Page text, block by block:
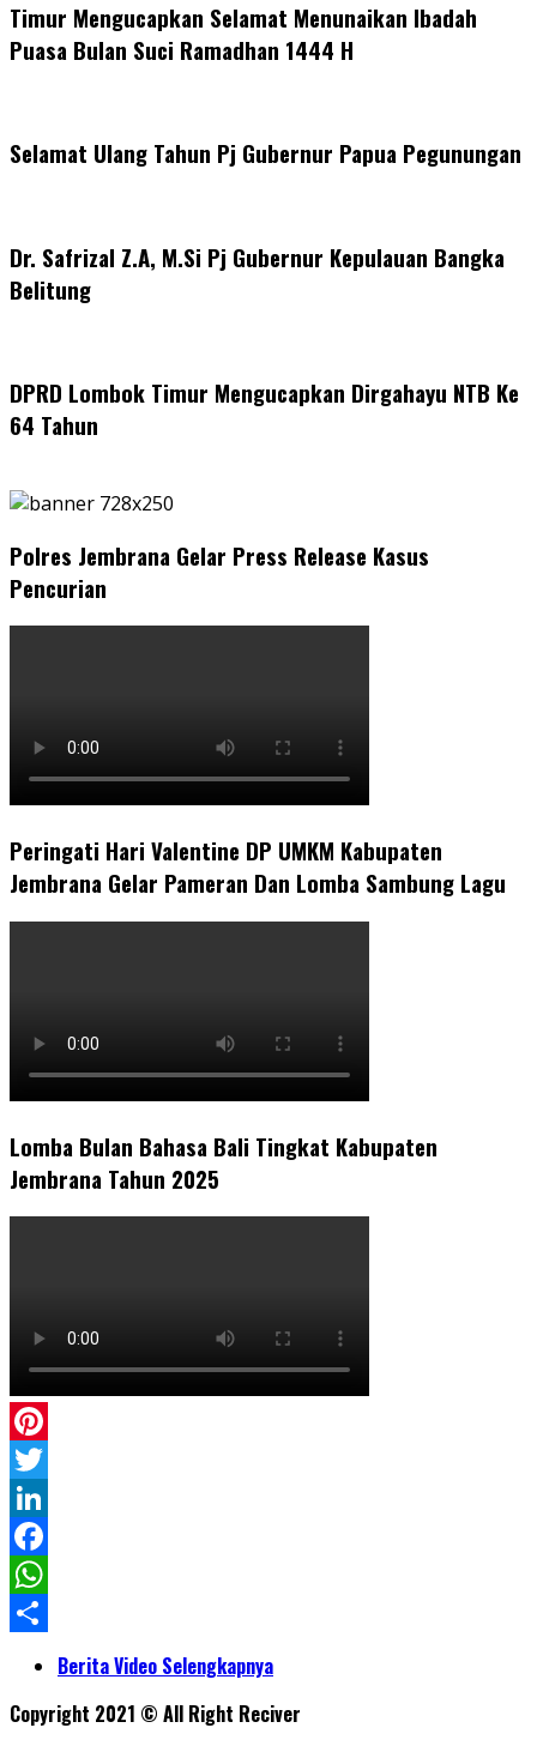
Timur Mengucapkan Selamat Menunaikan Ibadah
Puasa Bulan Suci Ramadhan 1444 H
Selamat Ulang Tahun Pj Gubernur Papua Pegunungan
Dr. Safrizal Z.A, M.Si Pj Gubernur Kepulauan Bangka
Belitung
DPRD Lombok Timur Mengucapkan Dirgahayu NTB Ke
64 Tahun
Polres Jembrana Gelar Press Release Kasus
Pencurian
Peringati Hari Valentine DP UMKM Kabupaten
Jembrana Gelar Pameran Dan Lomba Sambung Lagu
Lomba Bulan Bahasa Bali Tingkat Kabupaten
Jembrana Tahun 2025
Pinterest
Twitter
LinkedIn
Facebook
WhatsApp
ShareBerita Video Selengkapnya
Copyright 2021 © All Right Reciver